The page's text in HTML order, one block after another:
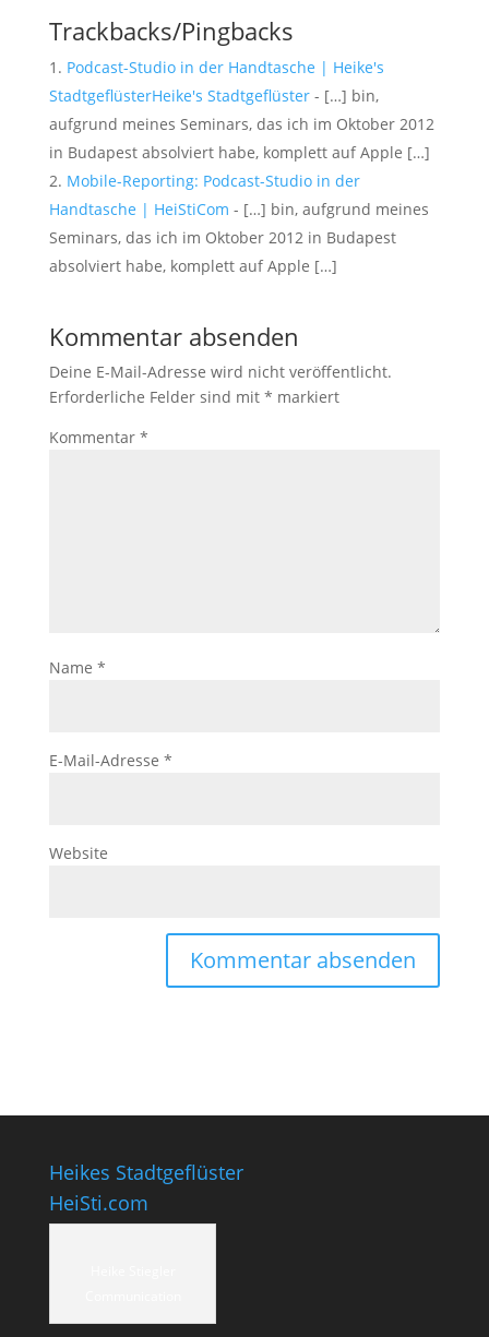
Trackbacks/Pingbacks
Podcast-Studio in der Handtasche | Heike's
StadtgeflüsterHeike's Stadtgeflüster- […] bin,
aufgrund meines Seminars, das ich im Oktober 2012
in Budapest absolviert habe, komplett auf Apple […]
Mobile-Reporting: Podcast-Studio in der
Handtasche | HeiStiCom - […] bin, aufgrund meines
Seminars, das ich im Oktober 2012 in Budapest
absolviert habe, komplett auf Apple […]
Kommentar absenden
Deine E-Mail-Adresse wird nicht veröffentlicht.
Erforderliche Felder sind mit * markiert
Kommentar *
Name *
E-Mail-Adresse *
Website
Heikes Stadtgeflüster
HeiSti.com